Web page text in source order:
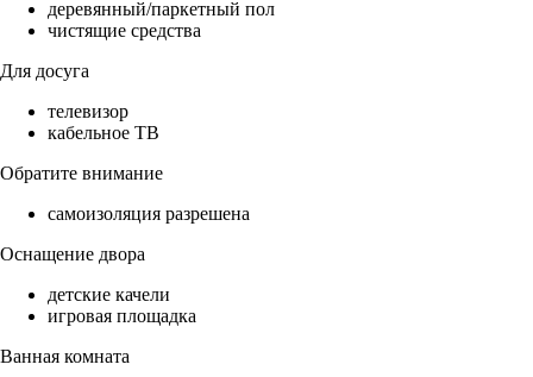
деревянный/паркетный пол
чистящие средства
Для досуга
телевизор
кабельное ТВ
Обратите внимание
самоизоляция разрешена
Оснащение двора
детские качели
игровая площадка
Ванная комната